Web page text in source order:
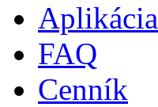
Aplikácia
FAQ
Cenník